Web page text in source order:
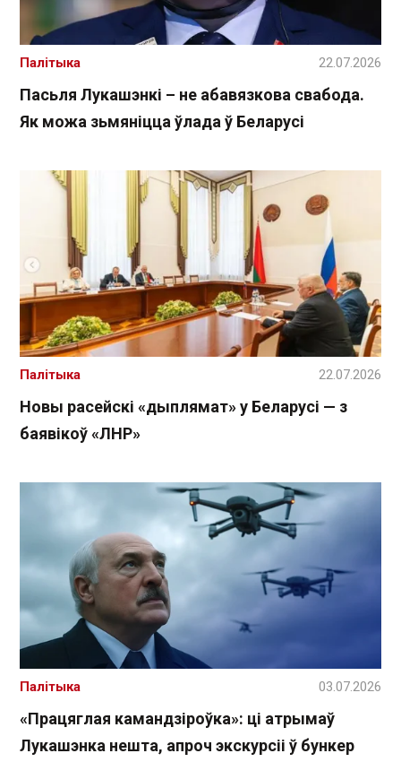
Пасьля Лукашэнкі – не абавязкова свабода.
Як можа зьмяніцца ўлада ў Беларусі
Палітыка 22.07.2026
Новы расейскі «дыплямат» у Беларусі — з
баявікоў «ЛНР»
Палітыка 22.07.2026
«Працяглая камандзіроўка»: ці атрымаў
Лукашэнка нешта, апроч экскурсіі ў бункер
Палітыка 03.07.2026